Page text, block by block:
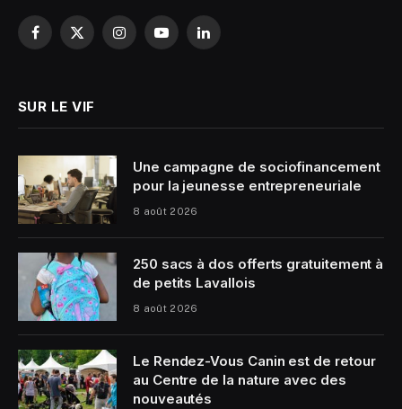
Facebook
X
InstagramYouTubeLinkedIn
SUR LE VIF
Une campagne de sociofinancement
pour la jeunesse entrepreneuriale
8 août 2026
250 sacs à dos offerts gratuitement à
de petits Lavallois
8 août 2026
Le Rendez-Vous Canin est de retour
au Centre de la nature avec des
nouveautés